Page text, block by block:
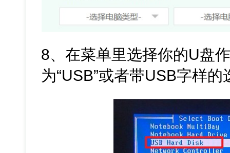
8、在菜单里选择你的U盘
为“USB”或者带USB字样的